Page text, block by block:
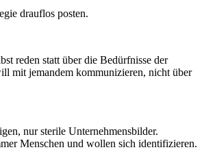
drauflos posten.
reden statt über die Bedürfnisse der
mit jemandem kommunizieren, nicht über
nur sterile Unternehmensbilder.
Menschen und wollen sich identifizieren.